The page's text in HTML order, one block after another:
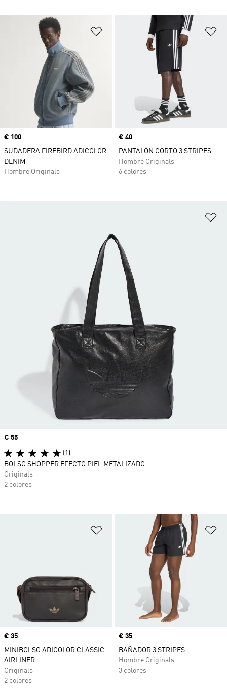
Añadir a la lista de deseos
Precio
€ 100
SUDADERA FIREBIRD ADICOLOR
DENIM
Hombre Originals
Precio
€ 40
PANTALÓN CORTO 3 STRIPES
Hombre Originals
6 colores
Añadir a la lista de deseos
Precio
€ 35
MINIBOLSO ADICOLOR CLASSIC
AIRLINER
Originals
2 colores
Precio
€ 35
BAÑADOR 3 STRIPES
Hombre Originals
3 colores
Precio
€ 55
(1)
BOLSO SHOPPER EFECTO PIEL METALIZADO
Originals
2 colores